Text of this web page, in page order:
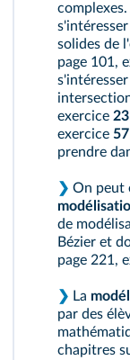
solides de
page 101,
exercice 23
exercice 57
prendre
❯ On peut
de
Bézier et
page 221,
❯ La
par des
chapitres